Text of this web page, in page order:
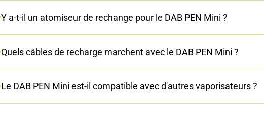
Y a-t-il un atomiseur de rechange pour le DAB PEN Mini ?
Quels câbles de recharge marchent avec le DAB PEN Mini ?
Le DAB PEN Mini est-il compatible avec d'autres vaporisateurs ?